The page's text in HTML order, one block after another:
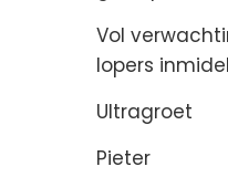
Vol
lopers
Ultragroet
Pieter